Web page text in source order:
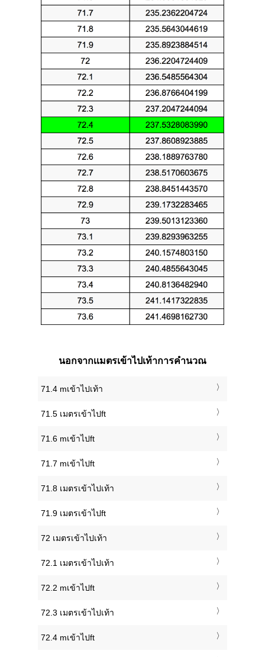
นอกจากเเมตรเข้าไปเท้าการคำนวณ
71.4 mเข้าไปเท้า
71.5 เมตรเข้าไปft
71.6 mเข้าไปft
71.7 mเข้าไปft
71.8 เมตรเข้าไปเท้า
71.9 เมตรเข้าไปft
72 เมตรเข้าไปเท้า
72.1 เมตรเข้าไปเท้า
72.2 mเข้าไปft
72.3 เมตรเข้าไปเท้า
72.4 mเข้าไปft